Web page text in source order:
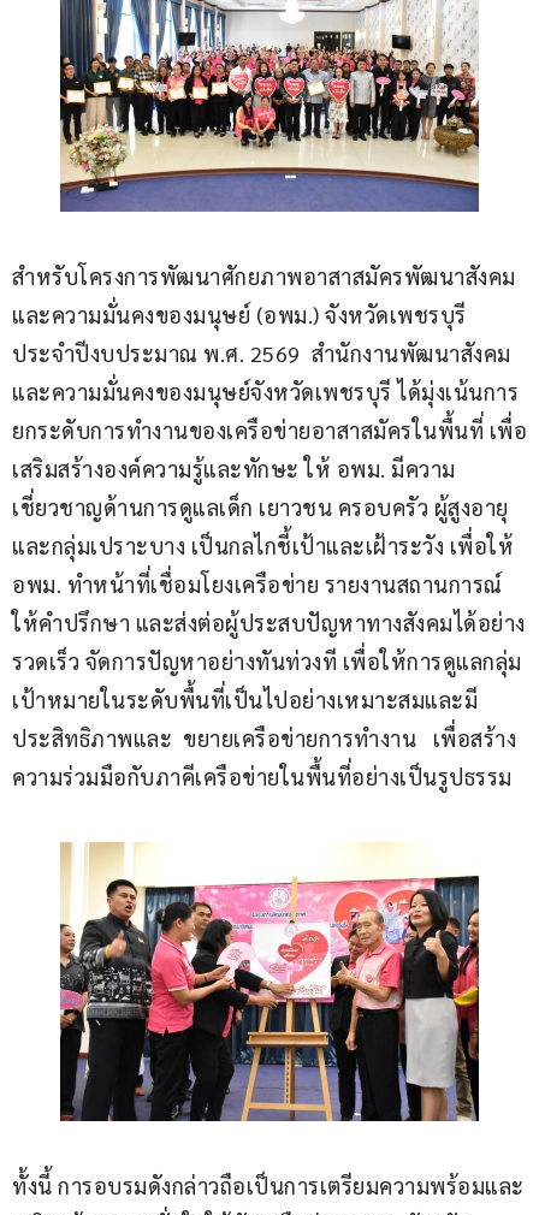
สำหรับโครงการพัฒนาศักยภาพอาสาสมัครพัฒนาสังคม
และความมั่นคงของมนุษย์ (อพม.) จังหวัดเพชรบุรี
ประจำปีงบประมาณ พ.ศ. 2569  สำนักงานพัฒนาสังคม
และความมั่นคงของมนุษย์จังหวัดเพชรบุรี ได้มุ่งเน้นการ
ยกระดับการทำงานของเครือข่ายอาสาสมัครในพื้นที่ เพื่อ
เสริมสร้างองค์ความรู้และทักษะ ให้ อพม. มีความ
เชี่ยวชาญด้านการดูแลเด็ก เยาวชน ครอบครัว ผู้สูงอายุ
และกลุ่มเปราะบาง เป็นกลไกชี้เป้าและเฝ้าระวัง เพื่อให้
อพม. ทำหน้าที่เชื่อมโยงเครือข่าย รายงานสถานการณ์
ให้คำปรึกษา และส่งต่อผู้ประสบปัญหาทางสังคมได้อย่าง
รวดเร็ว จัดการปัญหาอย่างทันท่วงที เพื่อให้การดูแลกลุ่ม
เป้าหมายในระดับพื้นที่เป็นไปอย่างเหมาะสมและมี
ประสิทธิภาพและ  ขยายเครือข่ายการทำงาน   เพื่อสร้าง
ความร่วมมือกับภาคีเครือข่ายในพื้นที่อย่างเป็นรูปธรรม
ทั้งนี้ การอบรมดังกล่าวถือเป็นการเตรียมความพร้อมและ